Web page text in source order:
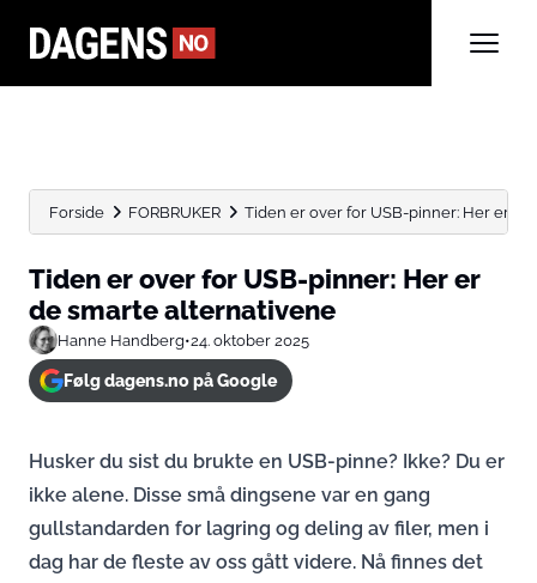
Forside FORBRUKER Tiden er over for USB-pinner: Her er
Tiden er over for USB-pinner: Her er
de smarte alternativene
Hanne Handberg•24. oktober 2025
Følg dagens.no på Google
Husker du sist du brukte en USB-pinne? Ikke? Du er
ikke alene. Disse små dingsene var en gang
gullstandarden for lagring og deling av filer, men i
dag har de fleste av oss gått videre. Nå finnes det